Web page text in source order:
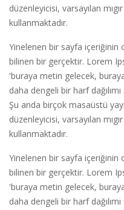
düzenleyicisi, varsayılan
kullanmaktadır.
Yinelenen bir sayfa içeriğinin
bilinen bir gerçektir. Lorem
'buraya metin gelecek,
daha dengeli bir harf
Şu anda birçok masaüstü
düzenleyicisi, varsayılan
kullanmaktadır.
Yinelenen bir sayfa içeriğinin
bilinen bir gerçektir. Lorem
'buraya metin gelecek,
daha dengeli bir harf